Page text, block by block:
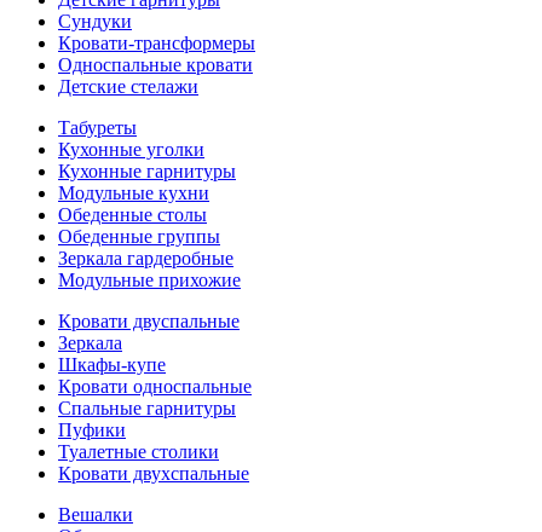
Сундуки
Кровати-трансформеры
Односпальные кровати
Детские стелажи
Табуреты
Кухонные уголки
Кухонные гарнитуры
Модульные кухни
Обеденные столы
Обеденные группы
Зеркала гардеробные
Модульные прихожие
Кровати двуспальные
Зеркала
Шкафы-купе
Кровати односпальные
Спальные гарнитуры
Пуфики
Туалетные столики
Кровати двухспальные
Вешалки